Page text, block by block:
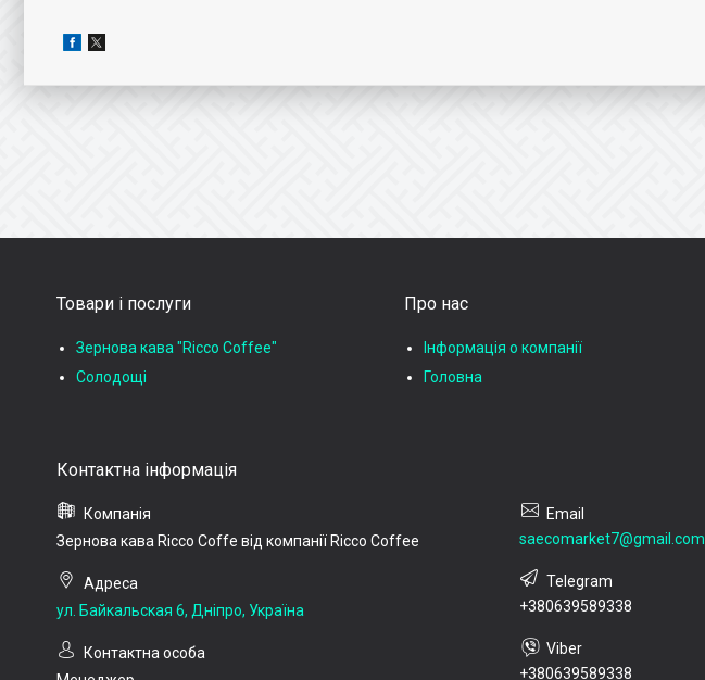
Товари і послуги
Зернова кава "Ricco Coffee"
Солодощі
Про нас
Інформація о компанії
Головна
Зернова кава Ricco Coffe від компанії Ricco Coffee
ул. Байкальская 6, Дніпро, Україна
saecomarket7@gmail.com
+380639589338
+380639589338